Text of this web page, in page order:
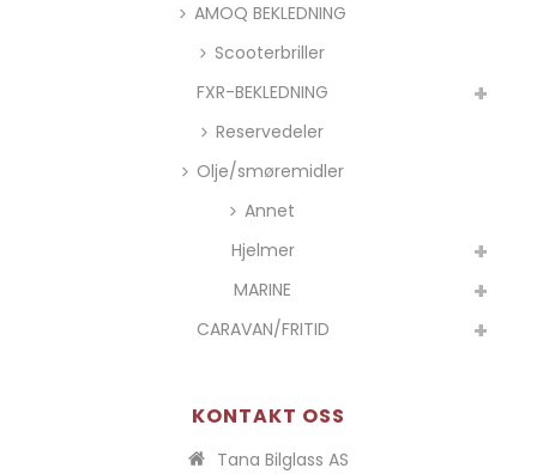
AMOQ BEKLEDNING
Scooterbriller
FXR-BEKLEDNING
Reservedeler
Olje/smøremidler
Annet
Hjelmer
MARINE
CARAVAN/FRITID
KONTAKT OSS
Tana Bilglass AS